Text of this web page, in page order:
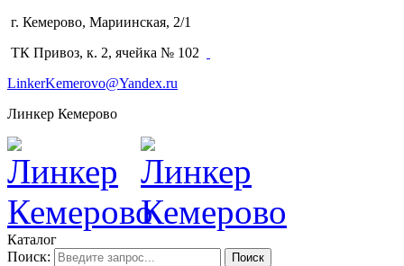
г. Кемерово, Мариинская, 2/1
ТК Привоз, к. 2, ячейка № 102
LinkerKemerovo@Yandex.ru
Линкер Кемерово
Каталог
Поиск:
Поиск